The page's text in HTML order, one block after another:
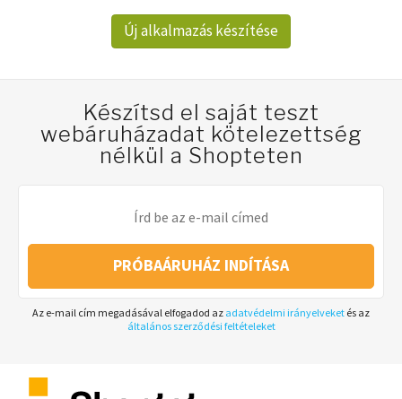
Új alkalmazás készítése
Készítsd el saját teszt
webáruházadat kötelezettség
nélkül a Shopteten
PRÓBAÁRUHÁZ INDÍTÁSA
Az e-mail cím megadásával elfogadod az adatvédelmi irányelveket és az
általános szerződési feltételeket